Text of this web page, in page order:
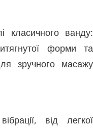
класичного ванду:
форми та
зручного масажу
від легкої